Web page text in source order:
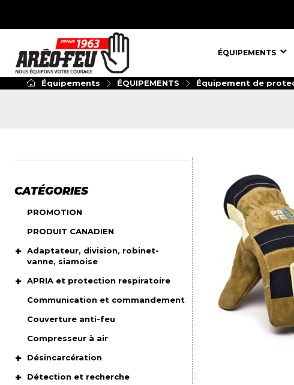
ÉQUIPEMENTS,
ÉQUIPEMENTS
Équipements ÉQUIPEMENTS Équipement de
CATÉGORIES
PROMOTION
PRODUIT CANADIEN
Adaptateur, division, robinet-
vanne, siamoise
APRIA et protection respiratoire
Communication et commandement
Couverture anti-feu
Compresseur à air
Désincarcération
Détection et recherche